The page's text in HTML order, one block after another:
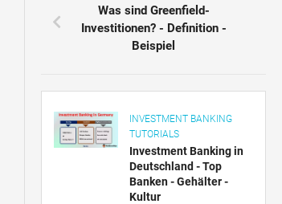
Risikomanagement-
Was sind Greenfield-
Investitionen? - Definition -
Beispiel
INVESTMENT BANKING
TUTORIALS
Investment Banking in
Deutschland - Top
Banken - Gehälter -
Kultur